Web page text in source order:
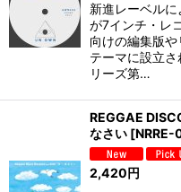
新進レーベル
が7インチ・レ
向けの編集版
テーマに設立
リーズ第…
REGGAE
なさい [NRRE-
2,420円